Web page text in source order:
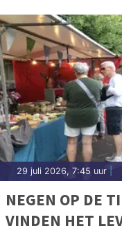
29 juli 2026, 7:45 uur
NEGEN OP DE
VINDEN HET